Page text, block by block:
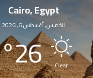
Cairo, Egypt
الخميس, أغسطس 6, 2026
Clear
26
°